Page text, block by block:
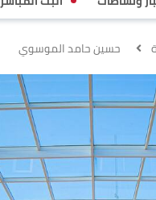
حسين حامد الموسوي